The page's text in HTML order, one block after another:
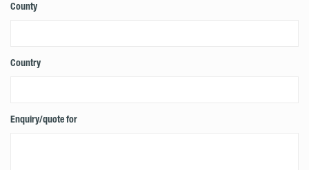
County
Country
Enquiry/quote for